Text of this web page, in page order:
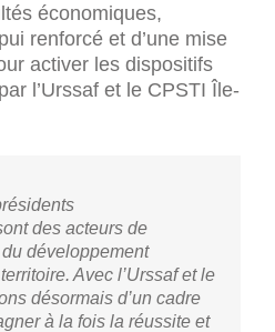
économiques,
renforcé et d’une mise
activer les dispositifs
l’Urssaf et le CPSTI Île-
des acteurs de
développement
Avec l’Urssaf et le
désormais d’un cadre
à la fois la réussite et